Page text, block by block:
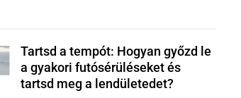
Tartsd a tempót: Hogyan győzd le
a gyakori futósérüléseket és
tartsd meg a lendületedet?